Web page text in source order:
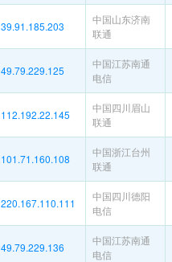
39.91.185.203
中国山东济南
联通
49.79.229.125
中国江苏南通
电信
112.192.22.145
中国四川眉山
联通
101.71.160.108
中国浙江台州
联通
220.167.110.111
中国四川德阳
电信
49.79.229.136
中国江苏南通
电信